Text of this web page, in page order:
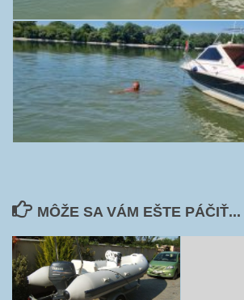
MÔŽE SA VÁM EŠTE PÁČIŤ...